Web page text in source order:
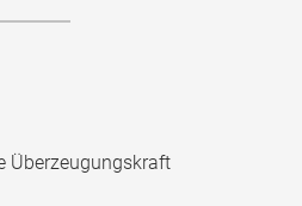
Überzeugungskraft